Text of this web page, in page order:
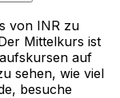
von INR zu
Mittelkurs ist
auf
sehen, wie viel
besuche